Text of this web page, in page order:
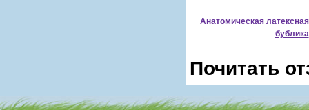
Анатомическая
бублика
Почитать